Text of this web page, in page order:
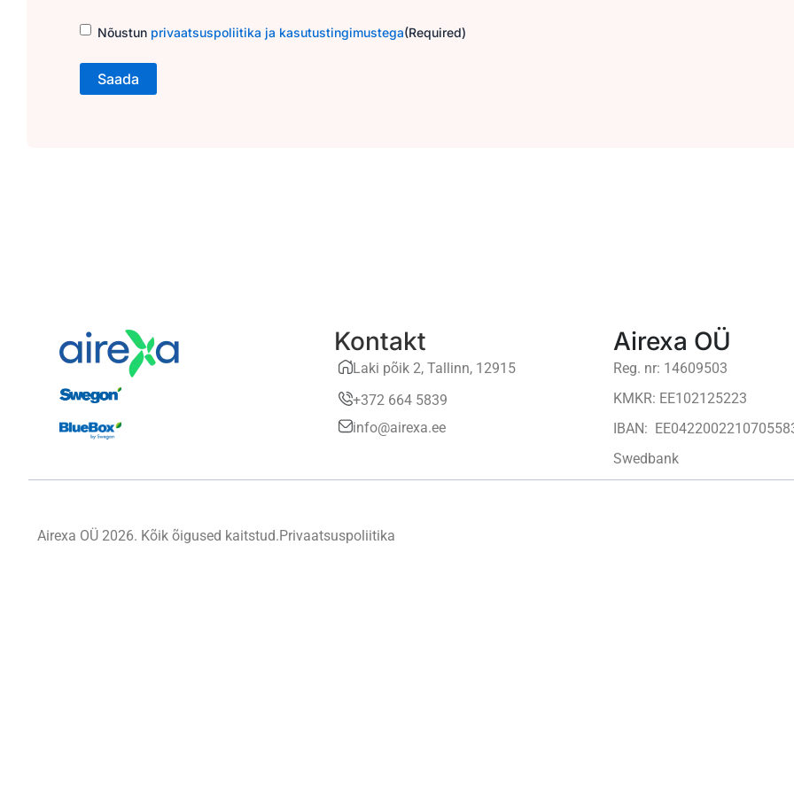
Consent (Required)
Nõustun privaatsuspoliitika ja kasutustingimustega(Required)
Kontakt
Laki põik 2, Tallinn, 12915
+372 664 5839
info@airexa.ee
Airexa OÜ
Reg. nr: 14609503
KMKR: EE102125223
IBAN:
Swedbank
Airexa OÜ 2026. Kõik õigused kaitstud.Privaatsuspoliitika